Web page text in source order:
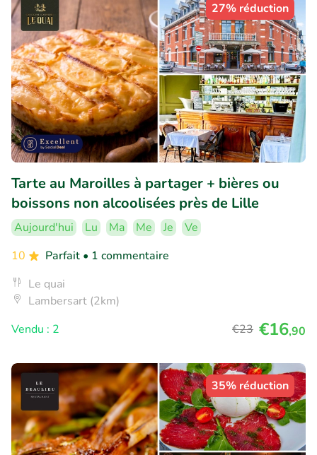
27% réduction
Tarte au Maroilles à partager + bières ou
boissons non alcoolisées près de Lille
Aujourd'hui Lu Ma Me Je
Ve
10
Parfait • 1 commentaire
Le quai
Lambersart (2km)
Vendu : 2
€23 €16,90
35% réduction